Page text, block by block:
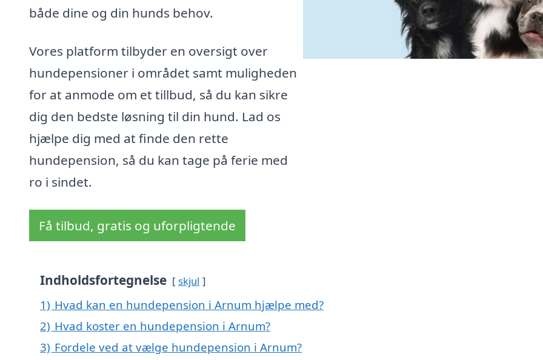
både dine og din hunds behov.
Vores platform tilbyder en oversigt over
hundepensioner i området samt muligheden
for at anmode om et tillbud, så du kan sikre
dig den bedste løsning til din hund. Lad os
hjælpe dig med at finde den rette
hundepension, så du kan tage på ferie med
ro i sindet.
Få tilbud, gratis og uforpligtende
Indholdsfortegnelse skjul
1) Hvad kan en hundepension i Arnum hjælpe med?
2) Hvad koster en hundepension i Arnum?
3) Fordele ved at vælge hundepension i Arnum?